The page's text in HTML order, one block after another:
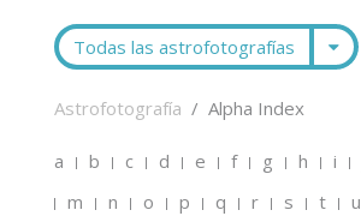
Todas las astrofotografías
Astrofotografía Alpha Index
a b c d e f g h i
m
n o p q r s t u